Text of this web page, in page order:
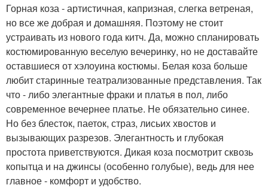
Горная коза - артистичная, капризная, слегка ветреная,
но все же добрая и домашняя. Поэтому не стоит
устраивать из нового года китч. Да, можно спланировать
костюмированную веселую вечеринку, но не доставайте
оставшиеся от хэлоуина костюмы. Белая коза больше
любит старинные театрализованные представления. Так
что - либо элегантные фраки и платья в пол, либо
современное вечернее платье. Не обязательно синее.
Но без блесток, паеток, страз, лисьих хвостов и
вызывающих разрезов. Элегантность и глубокая
простота приветствуются. Дикая коза посмотрит сквозь
копытца и на джинсы (особенно голубые), ведь для нее
главное - комфорт и удобство.